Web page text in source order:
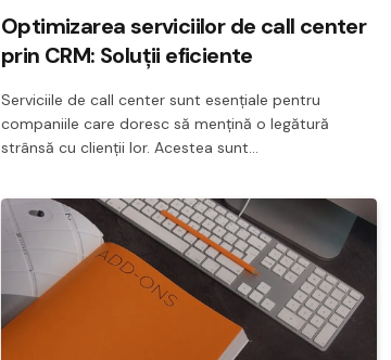
Optimizarea serviciilor de call center
prin CRM: Soluții eficiente
Serviciile de call center sunt esențiale pentru
companiile care doresc să mențină o legătură
strânsă cu clienții lor. Acestea sunt…